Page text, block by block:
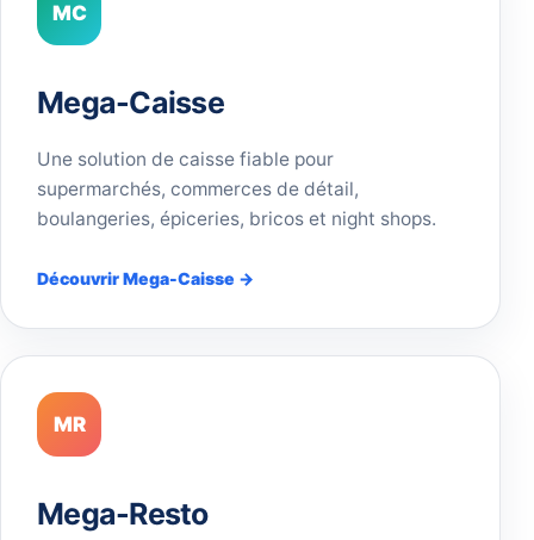
MC
Mega-Caisse
Une solution de caisse fiable pour
supermarchés, commerces de détail,
boulangeries, épiceries, bricos et night shops.
Découvrir Mega-Caisse →
MR
Mega-Resto